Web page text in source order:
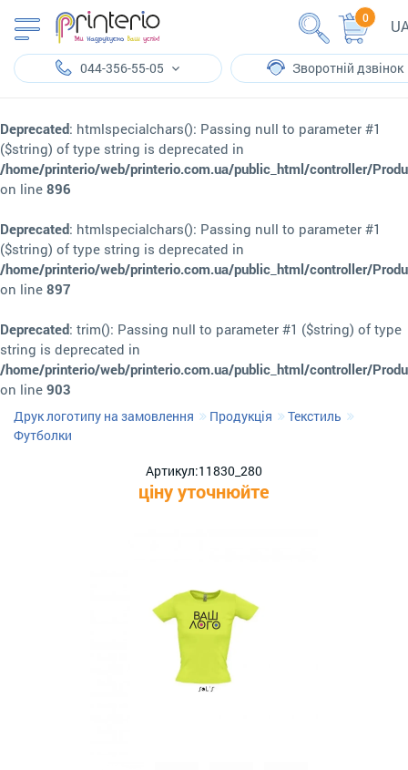
Deprecated: htmlspecialchars(): Passing null to parameter #1
($string) of type string is deprecated in
/home/printerio/web/printerio.com.ua/public_html/controller/
on line 896
Deprecated: htmlspecialchars(): Passing null to parameter #1
($string) of type string is deprecated in
/home/printerio/web/printerio.com.ua/public_html/controller/
on line 897
Deprecated: trim(): Passing null to parameter #1 ($string) of type
string is deprecated in
/home/printerio/web/printerio.com.ua/public_html/controller/
on line 903
0
044-356-55-05 Зворотній дзвінок
Друк логотипу на замовлення Продукція
Текстиль
Футболки
Артикул:11830_280
ціну уточнюйте